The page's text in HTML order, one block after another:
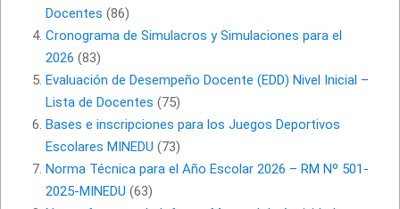
Docentes (86)
Cronograma de Simulacros y Simulaciones para el
2026 (83)
Evaluación de Desempeño Docente (EDD) Nivel Inicial –
Lista de Docentes (75)
Bases e inscripciones para los Juegos Deportivos
Escolares MINEDU (73)
Norma Técnica para el Año Escolar 2026 – RM Nº 501-
2025-MINEDU (63)